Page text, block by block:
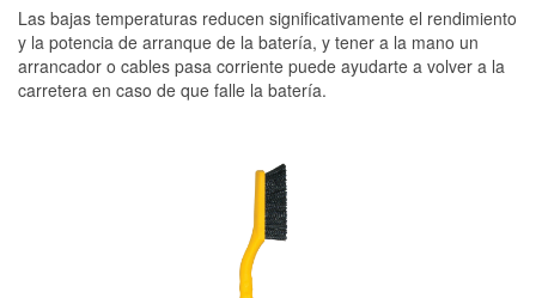
Las bajas temperaturas reducen significativamente el rendimiento
y la potencia de arranque de la batería, y tener a la mano un
arrancador o cables pasa corriente puede ayudarte a volver a la
carretera en caso de que falle la batería.